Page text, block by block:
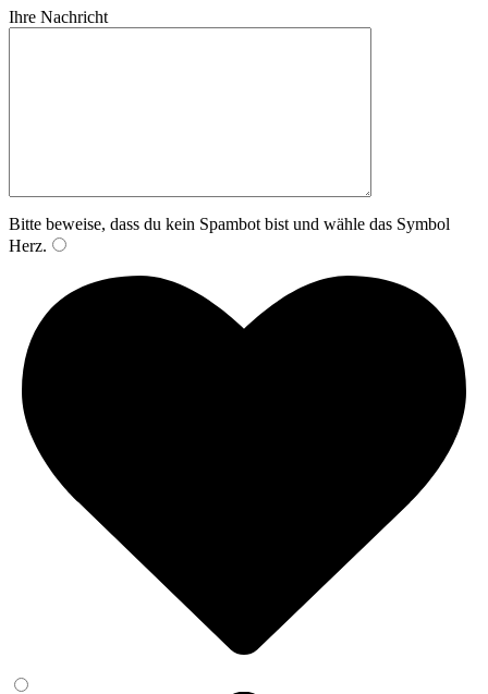
Ihre Nachricht
Bitte beweise, dass du kein Spambot bist und wähle das Symbol
Herz.